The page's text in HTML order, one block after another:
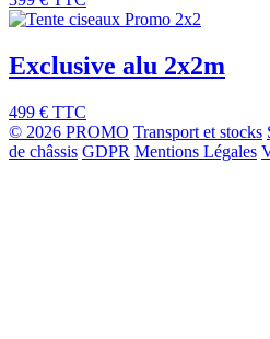
Exclusive alu 2x2m
499 € TTC
© 2026 PROMO Transport et stocks
de châssis GDPR Mentions Légales